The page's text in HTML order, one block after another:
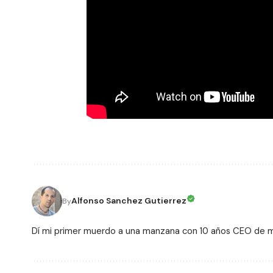
ByAlfonso Sanchez Gutierrez
Dí mi primer muerdo a una manzana con 10 años CEO de